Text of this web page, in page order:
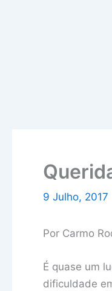
9 Julho, 2017
Por Carmo
É quase um
dificuldade